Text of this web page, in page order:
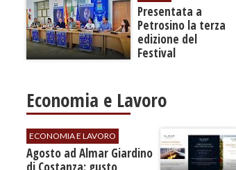
Presentata a
Petrosino la terza
edizione del
Festival
"Voci dal
Mediterraneo"
Economia e Lavoro
ECONOMIA E LAVORO
Agosto ad Almar Giardino
di Costanza: gusto,